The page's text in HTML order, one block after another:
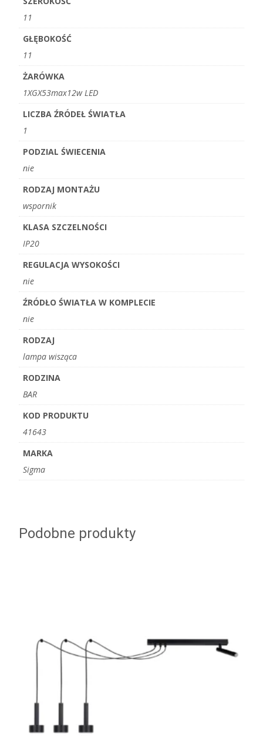
11
GŁĘBOKOŚĆ
11
ŻARÓWKA
1XGX53max12w LED
LICZBA ŹRÓDEŁ ŚWIATŁA
1
PODZIAL ŚWIECENIA
nie
RODZAJ MONTAŻU
wspornik
KLASA SZCZELNOŚCI
IP20
REGULACJA WYSOKOŚCI
nie
ŹRÓDŁO ŚWIATŁA W KOMPLECIE
nie
RODZAJ
lampa wisząca
RODZINA
BAR
KOD PRODUKTU
41643
MARKA
Sigma
Podobne produkty